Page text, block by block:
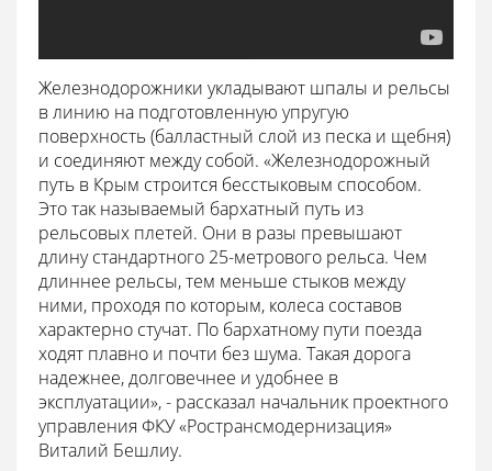
Железнодорожники укладывают шпалы и рельсы
в линию на подготовленную упругую
поверхность (балластный слой из песка и щебня)
и соединяют между собой. «Железнодорожный
путь в Крым строится бесстыковым способом.
Это так называемый бархатный путь из
рельсовых плетей. Они в разы превышают
длину стандартного 25-метрового рельса. Чем
длиннее рельсы, тем меньше стыков между
ними, проходя по которым, колеса составов
характерно стучат. По бархатному пути поезда
ходят плавно и почти без шума. Такая дорога
надежнее, долговечнее и удобнее в
эксплуатации», - рассказал начальник проектного
управления ФКУ «Ространсмодернизация»
Виталий Бешлиу.